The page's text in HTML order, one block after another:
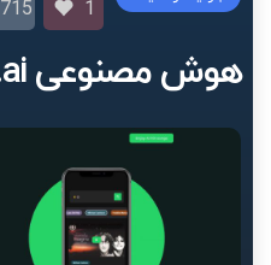
هوش مصنوعی musixy.ai
1
715